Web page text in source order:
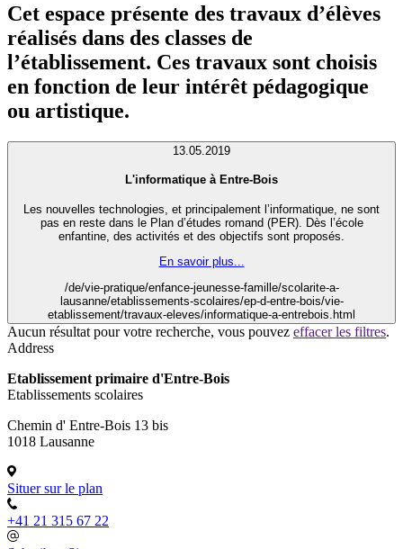
Cet espace présente des travaux d’élèves
réalisés dans des classes de
l’établissement. Ces travaux sont choisis
en fonction de leur intérêt pédagogique
ou artistique.
13.05.2019
L'informatique à Entre-Bois
Les nouvelles technologies, et principalement l’informatique, ne sont
pas en reste dans le Plan d’études romand (PER). Dès l’école
enfantine, des activités et des objectifs sont proposés.
En savoir plus...
/de/vie-pratique/enfance-jeunesse-famille/scolarite-a-
lausanne/etablissements-scolaires/ep-d-entre-bois/vie-
etablissement/travaux-eleves/informatique-a-entrebois.html
Aucun résultat pour votre recherche, vous pouvez effacer les filtres.
Address
Etablissement primaire d'Entre-Bois
Etablissements scolaires
Chemin d' Entre-Bois 13 bis
1018 Lausanne
Situer sur le plan
+41 21 315 67 22